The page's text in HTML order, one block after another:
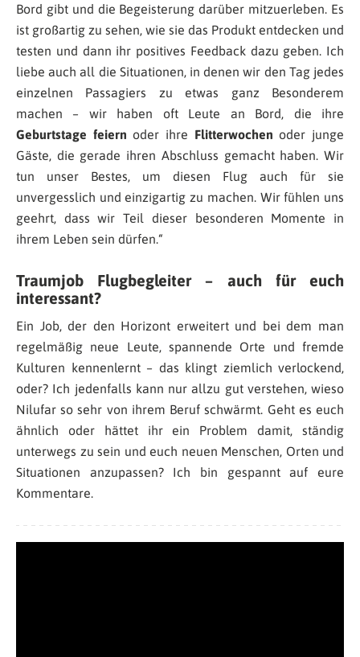
Bord gibt und die Begeisterung darüber mitzuerleben. Es
ist großartig zu sehen, wie sie das Produkt entdecken und
testen und dann ihr positives Feedback dazu geben. Ich
liebe auch all die Situationen, in denen wir den Tag jedes
einzelnen Passagiers zu etwas ganz Besonderem
machen – wir haben oft Leute an Bord, die ihre
Geburtstage feiern oder ihre Flitterwochen oder junge
Gäste, die gerade ihren Abschluss gemacht haben. Wir
tun unser Bestes, um diesen Flug auch für sie
unvergesslich und einzigartig zu machen. Wir fühlen uns
geehrt, dass wir Teil dieser besonderen Momente in
ihrem Leben sein dürfen.“
Traumjob Flugbegleiter – auch für euch
interessant?
Ein Job, der den Horizont erweitert und bei dem man
regelmäßig neue Leute, spannende Orte und fremde
Kulturen kennenlernt – das klingt ziemlich verlockend,
oder? Ich jedenfalls kann nur allzu gut verstehen, wieso
Nilufar so sehr von ihrem Beruf schwärmt. Geht es euch
ähnlich oder hättet ihr ein Problem damit, ständig
unterwegs zu sein und euch neuen Menschen, Orten und
Situationen anzupassen? Ich bin gespannt auf eure
Kommentare.